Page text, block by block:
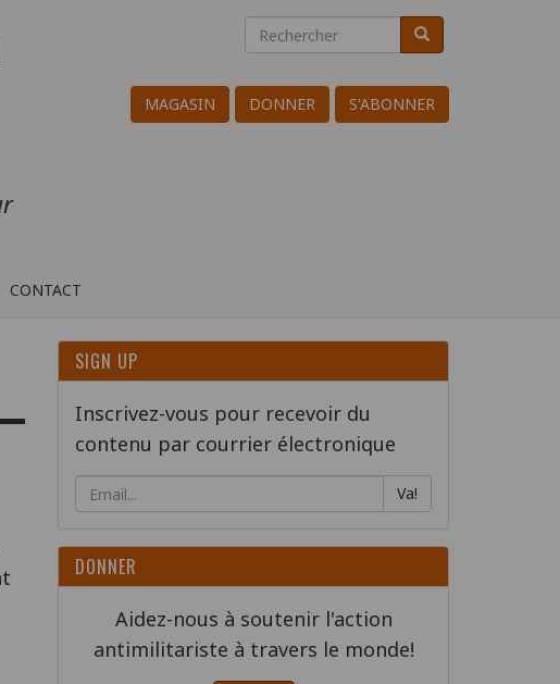
Search
Rechercher Rechercher
MAGASIN DONNER S'ABONNER
CONTACT
SIGN UP
Inscrivez-vous pour recevoir du
contenu par courrier électronique
Va!
DONNER
Aidez-nous à soutenir l'action
antimilitariste à travers le monde!